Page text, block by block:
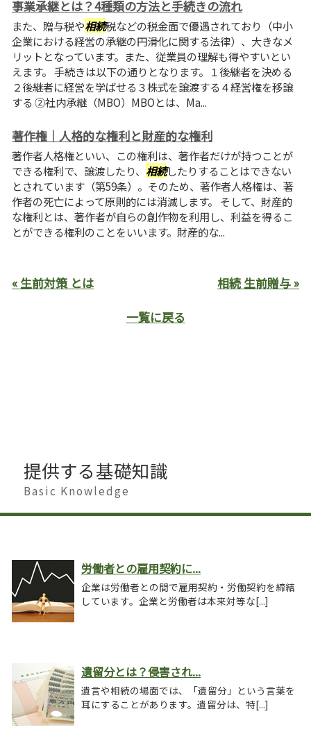
事業承継とは？4種類の方法と手続きの流れ
また、贈与税や相続税などの税金面で優遇されており（中小
企業における経営の承継の円滑化に関する法律）、大きなメ
リットとなっています。また、従業員の理解も得やすいとい
えます。 手続きは以下の通りとなります。１後継者を決める
２後継者に経営を学ばせる３株式を譲渡する４経営権を移譲
する ②社内承継（MBO）MBOとは、Ma...
著作権｜人格的な権利と財産的な権利
著作者人格権といい、この権利は、著作者だけが持つことが
できる権利で、譲渡したり、 相続したりすることはできない
とされています（第59条）。そのため、著作者人格権は、著
作者の死亡によって原則的には消滅します。 そして、財産的
な権利とは、著作者が自らの創作物を利用し、利益を得るこ
とができる権利のことをいいます。財産的な...
« 生前対策 とは
相続 生前贈与 »
一覧に戻る
提供する基礎知識
Basic Knowledge
労働者との雇用契約に...
企業は労働者との間で雇用契約・労働契約を締結
しています。企業と労働者は本来対等な[...]
遺留分とは？侵害され...
遺言や相続の場面では、「遺留分」という言葉を
耳にすることがあります。遺留分は、特[...]